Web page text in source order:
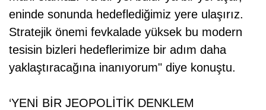
eninde sonunda hedeflediğimiz yere ulaşırız.
Stratejik önemi fevkalade yüksek bu modern
tesisin bizleri hedeflerimize bir adım daha
yaklaştıracağına inanıyorum" diye konuştu.
‘YENİ BİR JEOPOLİTİK DENKLEM